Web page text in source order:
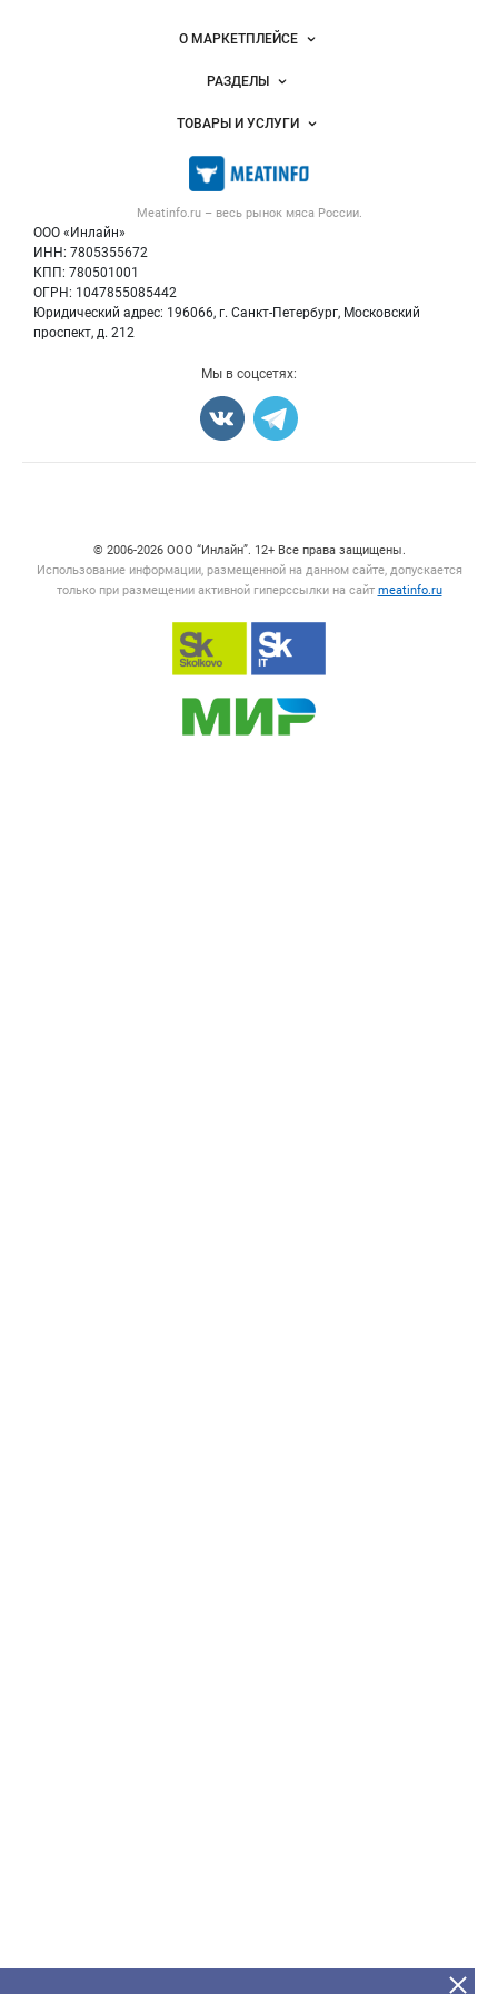
Важные разделы и контакты
Meatinfo.ru – весь рынок мясаРоссии.
ООО «Инлайн»
ИНН: 7805355672
КПП: 780501001
ОГРН: 1047855085442
Юридический адрес: 196066, г. Санкт-Петербург, Московский
проспект, д. 212
Навигация по сайтуО МАРКЕТПЛЕЙСЕ
Новости Meatinfo.ru
Размещение рекламы
Публичная оферта
Контактная информация
Политика обработки персональных данных
РАЗДЕЛЫ
Объявления
Новости рынка
Вакансии
ТОВАРЫ И УСЛУГИ
Мясо, мясопродукты
Скот в живом весе
Колбасы, сосиски, деликатесы
Мы в соцсетях:
© 2006‑2026 ООО “Инлайн”. 12+ Все права защищены.
Использование информации, размещенной на данном сайте, допускается
только при размещении активной гиперссылки на сайт meatinfo.ru